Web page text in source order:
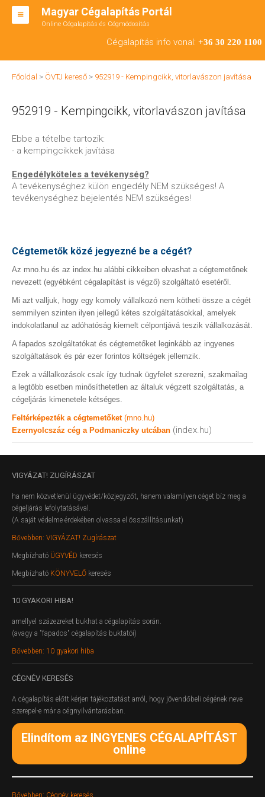
Magyar Cégalapítás Portál
Online Cégalapítás és Cégmódosítás
Cégalapítás info vonal: +36 30 220 1100
BT ALAPÍTÁS
CÉGMÓDOSÍTÁS
ÁTALAKULÁS
TEÁOR SZÁMOK '08
ENGEDÉLYKÖTELES
Főoldal > ÖVTJ kereső > 952919 - Kempingcikk, vitorlavászon javítása
952919 - Kempingcikk, vitorlavászon javítása
Ebbe a tételbe tartozik:
- a kempingcikkek javítása
Engedélyköteles a tevékenység?
A tevékenységhez külön engedély NEM szükséges! A
tevékenységhez bejelentés NEM szükséges!
Cégtemetők közé jegyezné be a cégét?
Az mno.hu és az index.hu alábbi cikkeiben olvashat a cégtemetőnek
nevezett (egyébként cégalapítást is végző) szolgáltató esetéről.
Mi azt valljuk, hogy egy komoly vállalkozó nem kötheti össze a cégét
semmilyen szinten ilyen jellegű kétes szolgáltatásokkal, amelyek
indokolatlanul az adóhatóság kiemelt célpontjává teszik vállalkozását.
A fapados szolgáltatókat és cégtemetőket leginkább az ingyenes
szolgáltatások és pár ezer forintos költségek jellemzik.
Ezek a vállalkozások csak így tudnak ügyfelet szerezni, szakmailag
a legtöbb esetben minősíthetetlen az általuk végzett szolgáltatás, a
cégeljárás kimenetele kétséges.
Feltérképezték a cégtemetőket (mno.hu)
Ezernyolcszáz cég a Podmaniczky utcában (index.hu)
VIGYÁZAT! ZUGÍRÁSZAT
ha nem közvetlenül ügyvédet/közjegyzőt, hanem valamilyen céget bíz meg a
cégeljárás lefolytatásával.
(A saját védelme érdekében olvassa el összállításunkat)
Bővebben: VIGYÁZAT! Zugírászat
Megbízható ÜGYVÉD keresés
Megbízható KÖNYVELŐ keresés
10 GYAKORI HIBA!
amellyel százezreket bukhat a cégalapítás során.
(avagy a "fapados" cégalapítás buktatói)
Bővebben: 10 gyakori hiba
CÉGNÉV KERESÉS
A cégalapítás előtt kérjen tájékoztatást arról, hogy jövendőbeli cégének neve
szerepel-e már a cégnyilvántarásban.
Elindítom az INGYENES CÉGALAPÍTÁST
online
Bővebben: Cégnév keresés